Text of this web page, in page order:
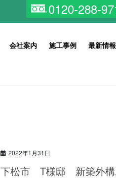
0120-288-
会社案内 施工事例 最新情報
2022年1月31日
下松市 T様邸 新築外構